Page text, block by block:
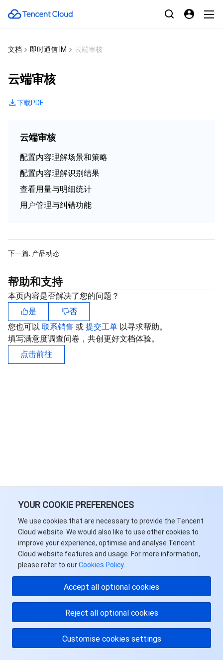
YOUR COOKIE PREFERENCES
We use cookies that are necessary to provide the Tencent
Cloud website. We would also like to use other cookies to
improve your experience, optimise and analyse Tencent
Cloud website features and usage. For more information,
please refer to ourCookies Policy.
Accept all optional cookies
Reject all optional cookies
Customise cookies settings
文档 即时通信 IM 云端审核
云端审核
下载PDF
云端审核
配置内容理解场景和策略
配置内容理解识别结果
查看用量与明细统计
用户管理与纠错功能
下一篇: 产品动态
帮助和支持
本页内容是否解决了您的问题？
是
否
您也可以 联系销售 或 提交工单 以寻求帮助。
填写满意度调查问卷，共创更好文档体验。
点击前往